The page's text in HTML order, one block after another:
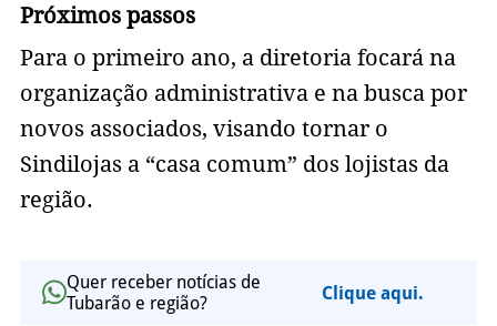
Próximos passos
Para o primeiro ano, a diretoria focará na
organização administrativa e na busca por
novos associados, visando tornar o
Sindilojas a “casa comum” dos lojistas da
região.
Quer receber notícias de
Tubarão e região?
Clique aqui.